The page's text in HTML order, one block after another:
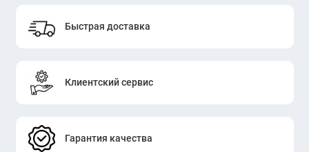
Быстрая доставка
Клиентский сервис
Гарантия качества